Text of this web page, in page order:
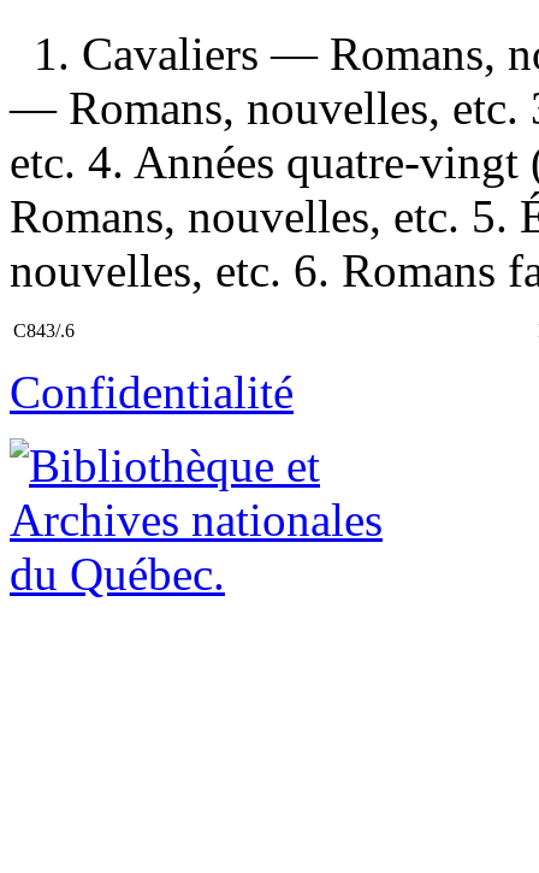
1. Cavaliers — Romans,
— Romans, nouvelles, etc.
etc. 4. Années quatre-
Romans, nouvelles, etc.
nouvelles, etc. 6. Romans
C843/.6
Confidentialité